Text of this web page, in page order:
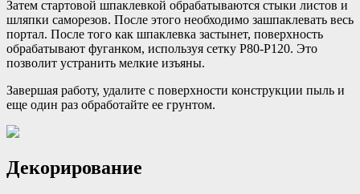
Затем стартовой шпаклевкой обрабатываются стыки листов и
шляпки саморезов. После этого необходимо зашпаклевать весь
портал. После того как шпаклевка застынет, поверхность
обрабатывают фуганком, используя сетку P80-P120. Это
позволит устранить мелкие изъяны.
Завершая работу, удалите с поверхности конструкции пыль и
еще один раз обработайте ее грунтом.
Декорирование